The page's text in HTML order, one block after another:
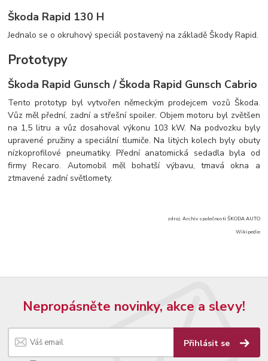
Škoda Rapid 130 H
Jednalo se o okruhový speciál postavený na základě Škody Rapid.
Prototypy
Škoda Rapid Gunsch / Škoda Rapid Gunsch Cabrio
Tento prototyp byl vytvořen německým prodejcem vozů Škoda.
Vůz měl přední, zadní a střešní spoiler. Objem motoru byl zvětšen
na 1,5 litru a vůz dosahoval výkonu 103 kW. Na podvozku byly
upravené pružiny a speciální tlumiče. Na litých kolech byly obuty
nízkoprofilové pneumatiky. Přední anatomická sedadla byla od
firmy Recaro. Automobil měl bohatší výbavu, tmavá okna a
ztmavené zadní světlomety.
zdroj: Archiv společnosti ŠKODA AUTO
Wikipedie
Nepropásněte novinky, akce a slevy!
Přihlásit se